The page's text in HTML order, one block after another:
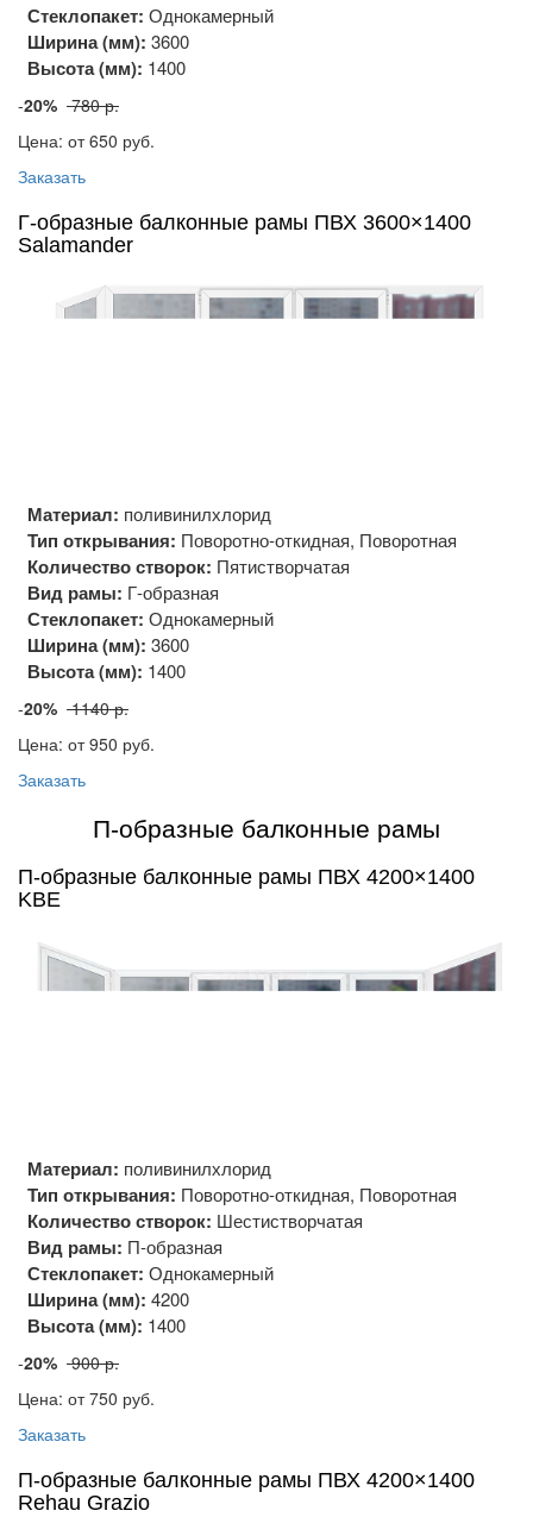
Стеклопакет: Однокамерный
Ширина (мм): 3600
Высота (мм): 1400
-20% 780 р.
Цена: от 650 руб.
Заказать
Г-образные балконные рамы ПВХ 3600×1400
Salamander
Материал: поливинилхлорид
Тип открывания: Поворотно-откидная, Поворотная
Количество створок: Пятистворчатая
Вид рамы: Г-образная
Стеклопакет: Однокамерный
Ширина (мм): 3600
Высота (мм): 1400
-20% 1140 р.
Цена: от 950 руб.
Заказать
П-образные балконные рамы
П-образные балконные рамы ПВХ 4200×1400
KBE
Материал: поливинилхлорид
Тип открывания: Поворотно-откидная, Поворотная
Количество створок: Шестистворчатая
Вид рамы: П-образная
Стеклопакет: Однокамерный
Ширина (мм): 4200
Высота (мм): 1400
-20% 900 р.
Цена: от 750 руб.
Заказать
П-образные балконные рамы ПВХ 4200×1400
Rehau Grazio